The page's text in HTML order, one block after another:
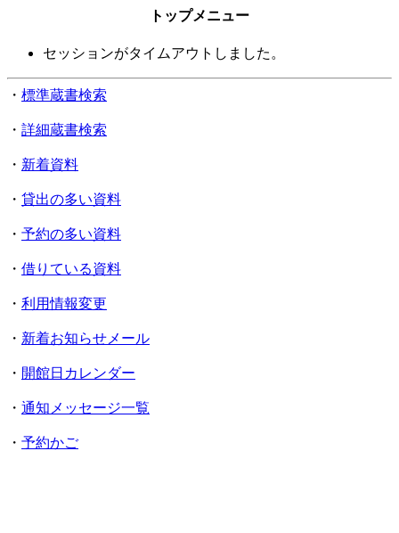
トップメニュー
セッションがタイムアウトしました。
・ 標準蔵書検索
・ 詳細蔵書検索
・ 新着資料
・ 貸出の多い資料
・ 予約の多い資料
・ 借りている資料
・ 利用情報変更
・ 新着お知らせメール
・ 開館日カレンダー
・ 通知メッセージ一覧
・ 予約かご